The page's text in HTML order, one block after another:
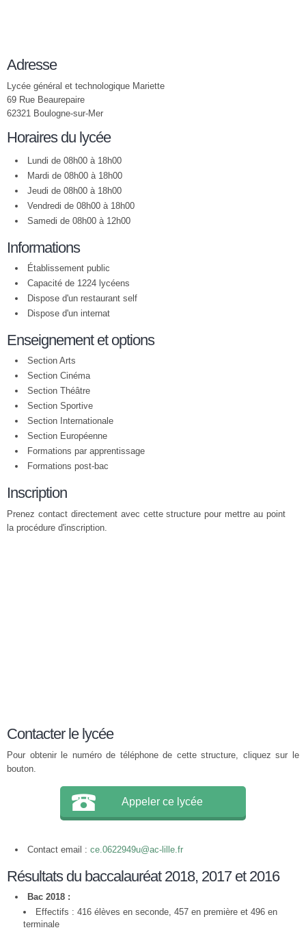
Adresse
Lycée général et technologique Mariette
69 Rue Beaurepaire
62321 Boulogne-sur-Mer
Horaires du lycée
Lundi de 08h00 à 18h00
Mardi de 08h00 à 18h00
Jeudi de 08h00 à 18h00
Vendredi de 08h00 à 18h00
Samedi de 08h00 à 12h00
Informations
Établissement public
Capacité de 1224 lycéens
Dispose d'un restaurant self
Dispose d'un internat
Enseignement et options
Section Arts
Section Cinéma
Section Théâtre
Section Sportive
Section Internationale
Section Européenne
Formations par apprentissage
Formations post-bac
Inscription
Prenez contact directement avec cette structure pour mettre au point
la procédure d'inscription.
Contacter le lycée
Pour obtenir le numéro de téléphone de cette structure, cliquez sur le
bouton.
Appeler ce lycée
Contact email : ce.0622949u@ac-lille.fr
Résultats du baccalauréat 2018, 2017 et 2016
Bac 2018 :
Effectifs : 416 élèves en seconde, 457 en première et 496 en
terminale